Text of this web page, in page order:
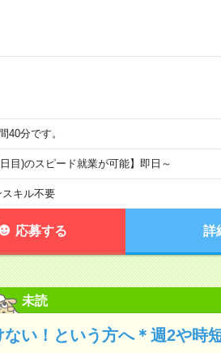
分です。
目)のスピード就業が可能】即日～
キル不要
応募する 詳
未読
ない！という方へ＊週2や時